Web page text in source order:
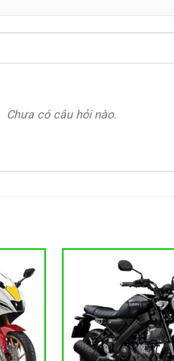
Chưa có câu hỏi nào.